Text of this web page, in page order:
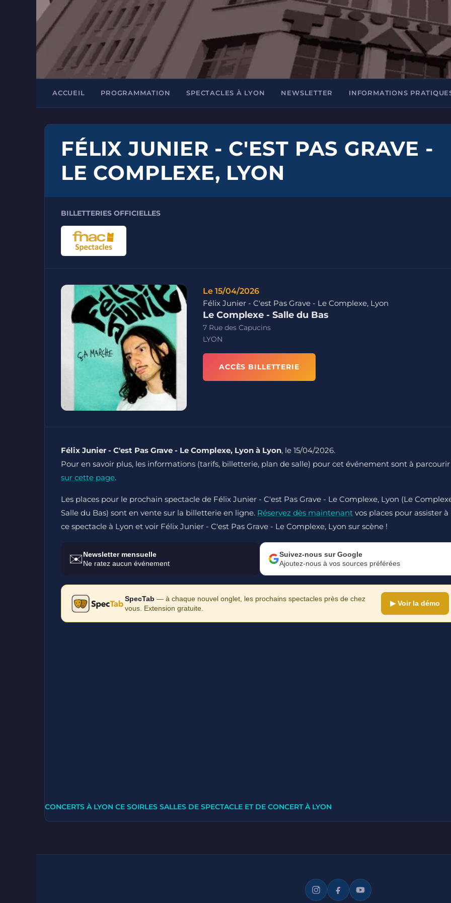
ACCUEIL PROGRAMMATION SPECTACLES À LYON NEWSLETTER INFORMATIONS
FÉLIX JUNIER - C'EST PAS GRAVE -
LE COMPLEXE, LYON
BILLETTERIES OFFICIELLES
Le 15/04/2026
Félix Junier - C'est Pas Grave - Le Complexe, Lyon
Le Complexe - Salle du Bas
7 Rue des Capucins
LYON
ACCÈS BILLETTERIE
Félix Junier - C'est Pas Grave - Le Complexe, Lyon à Lyon, le 15/04/2026.
Pour en savoir plus, les informations (tarifs, billetterie, plan de salle) pour cet événement sont à parcourir
sur cette page.
Les places pour le prochain spectacle de Félix Junier - C'est Pas Grave - Le Complexe, Lyon (Le
Salle du Bas) sont en vente sur la billetterie en ligne. Réservez dès maintenant vos places pour assister à
ce spectacle à Lyon et voir Félix Junier - C'est Pas Grave - Le Complexe, Lyon sur scène !
✉️Newsletter mensuelle
Ne ratez aucun événement
Suivez-nous sur Google
Ajoutez-nous à vos sources préférées
SpecTab — à chaque nouvel onglet, les prochains spectacles près de chez
vous. Extension gratuite.
▶ Voir la démo
CONCERTS À LYON CE SOIRLES SALLES DE SPECTACLE ET DE CONCERT À LYON